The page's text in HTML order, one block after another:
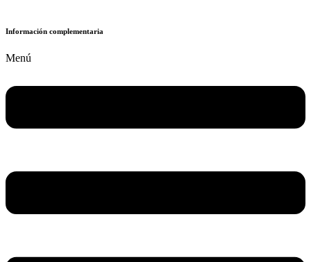
Información complementaria
Menú